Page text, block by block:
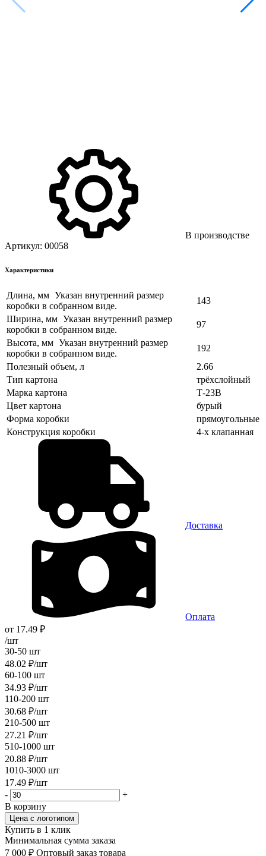
В производстве
Артикул: 00058
Характеристики
Длина, мм Указан внутренний размер
коробки в собранном виде.
143
Ширина, мм Указан внутренний размер
коробки в собранном виде.
97
Высота, мм Указан внутренний размер
коробки в собранном виде.
192
Полезный объем, л
2.66
Тип картона
трёхслойный
Марка картона
Т-23В
Цвет картона
бурый
Форма коробки
прямоугольные
Конструкция коробки
4-х клапанная
Доставка
Оплата
от 17.49 ₽
/шт
30-50 шт
48.02 ₽/шт
60-100 шт
34.93 ₽/шт
110-200 шт
30.68 ₽/шт
210-500 шт
27.21 ₽/шт
510-1000 шт
20.88 ₽/шт
1010-3000 шт
17.49 ₽/шт
-
+
В корзину
Цена с логотипом
Купить в 1 клик
Минимальная сумма заказа
7 000 ₽ Оптовый заказ товара